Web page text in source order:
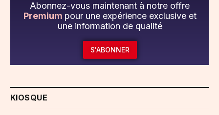
Abonnez-vous maintenant à notre offre
Premium pour une expérience exclusive et
une information de qualité
S'ABONNER
KIOSQUE